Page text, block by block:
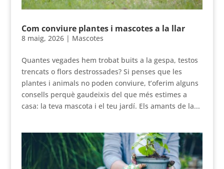
Com conviure plantes i mascotes a la llar
8 maig, 2026| Mascotes
Quantes vegades hem trobat buits a la gespa, testos
trencats o flors destrossades? Si penses que les
plantes i animals no poden conviure, t’oferim alguns
consells perquè gaudeixis del que més estimes a
casa: la teva mascota i el teu jardí. Els amants de la...